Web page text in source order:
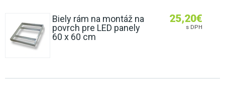
Biely rám na montáž na
povrch pre LED panely
60 x 60 cm
25,20€
s DPH